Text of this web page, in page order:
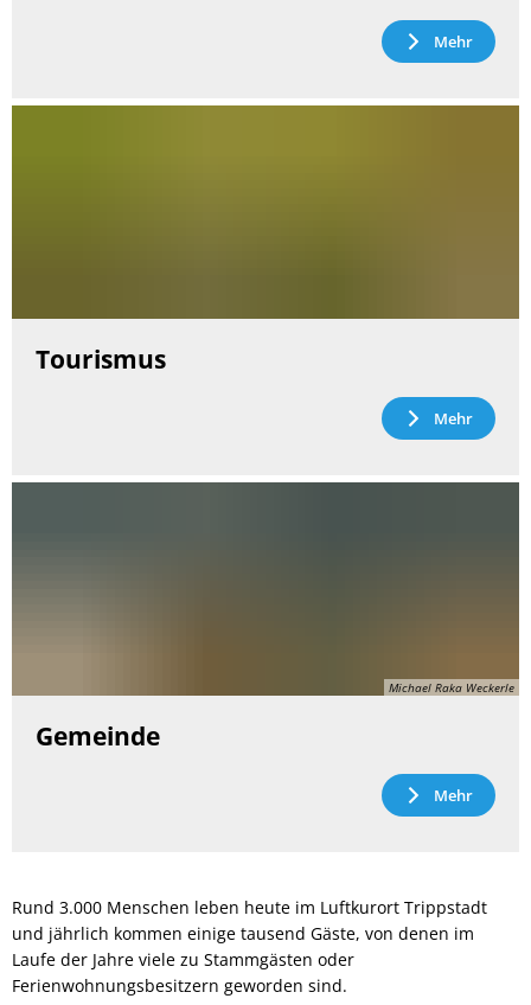
Mehr
Tourismus
Mehr
Michael Raka Weckerle
Gemeinde
Mehr
Rund 3.000 Menschen leben heute im Luftkurort Trippstadt
und jährlich kommen einige tausend Gäste, von denen im
Laufe der Jahre viele zu Stammgästen oder
Ferienwohnungsbesitzern geworden sind.